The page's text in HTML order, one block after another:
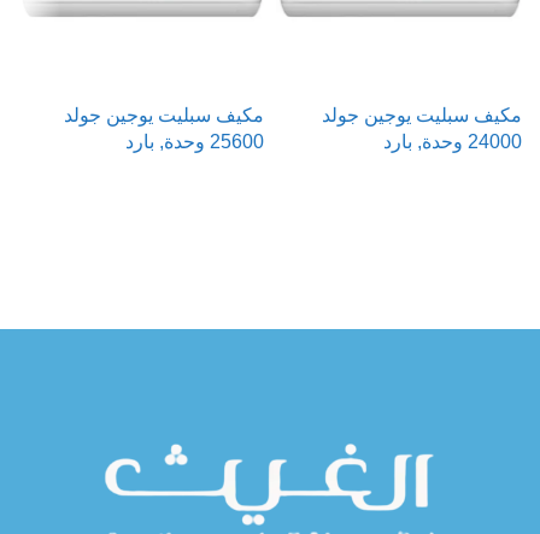
مكيف سبليت يوجين جولد
24000 وحدة, بارد
مكيف سبليت يوجين جولد
25600 وحدة, بارد